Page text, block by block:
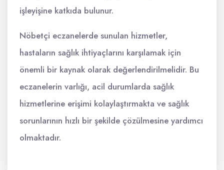
işleyişine katkıda bulunur.
Nöbetçi eczanelerde sunulan hizmetler,
hastaların sağlık ihtiyaçlarını karşılamak için
önemli bir kaynak olarak değerlendirilmelidir. Bu
eczanelerin varlığı, acil durumlarda sağlık
hizmetlerine erişimi kolaylaştırmakta ve sağlık
sorunlarının hızlı bir şekilde çözülmesine yardımcı
olmaktadır.